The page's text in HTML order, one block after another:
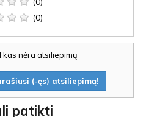
(0)
kas nėra atsiliepimų
(-ęs) atsiliepimą!
patikti